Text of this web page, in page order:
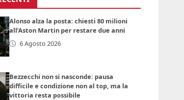
Alonso alza la posta: chiesti 80 milioni
all’Aston Martin per restare due anni
6 Agosto 2026
Bezzecchi non si nasconde: pausa
difficile e condizione non al top, ma la
vittoria resta possibile